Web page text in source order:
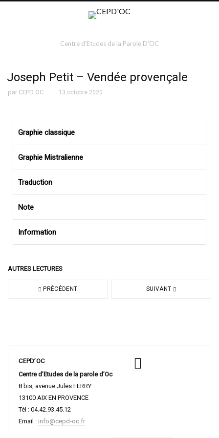
Centre d'Etudes de la Parole D'OC
Joseph Petit – Vendée provençale
par CEPD OC 13 octobre 2020
Graphie classique
Graphie Mistralienne
Traduction
Note
Information
AUTRES LECTURES
PRÉCÉDENT SUIVANT
CEPD’OC
Centre d’Etudes de la parole d’Oc
8 bis, avenue Jules FERRY
13100 AIX EN PROVENCE
Tél : 04.42.93.45.12
Email : info@cepd-oc.fr